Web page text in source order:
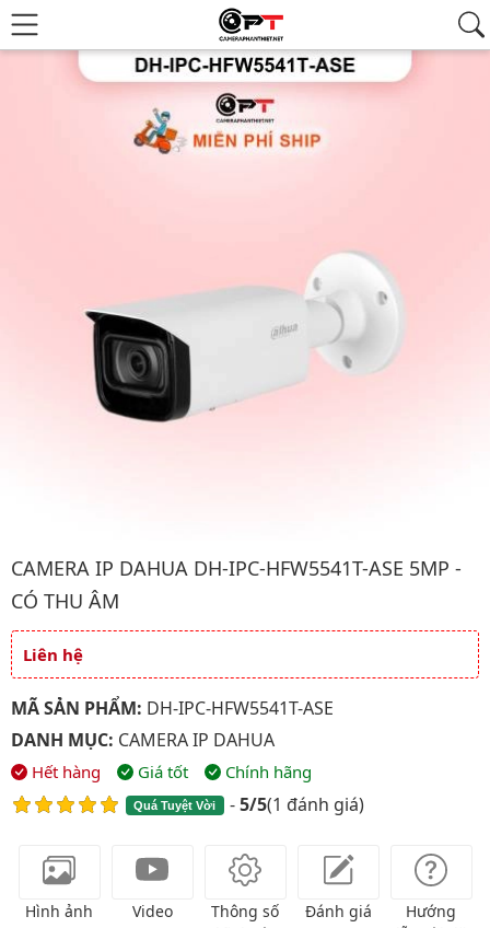
CAMERA IP DAHUA DH-IPC-HFW5541T-ASE 5MP -
CÓ THU ÂM
Giá và khuyến mãi
Liên hệ
MÃ SẢN PHẨM: DH-IPC-HFW5541T-ASE
DANH MỤC: CAMERA IP DAHUA
Hết hàng Giá tốt Chính hãng
Quá Tuyệt Vời -5/5(1 đánh giá)
Hình ảnh Video
Thông số
Đánh giá
Hướng